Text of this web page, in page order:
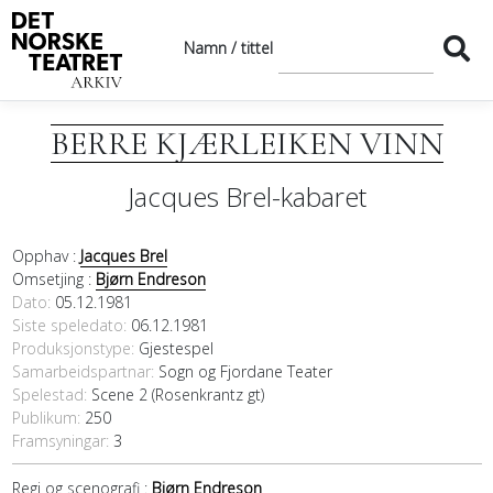
Namn / tittel
BERRE KJÆRLEIKEN VINN
Jacques Brel-kabaret
Opphav : Jacques Brel
Omsetjing : Bjørn Endreson
Dato 05.12.1981
Siste speledato 06.12.1981
Produksjonstype: Gjestespel
Samarbeidspartnar Sogn og Fjordane Teater
Spelestad: Scene 2 (Rosenkrantz gt)
Publikum: 250
Framsyningar: 3
Regi og scenografi : Bjørn Endreson